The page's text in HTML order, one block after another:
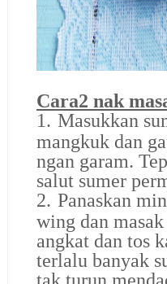
Cara2 nak
1. Masukkan
mangkuk dan
ngan garam.
salut sumer
2. Panaskan
wing dan
angkat dan tos
terlalu banyak